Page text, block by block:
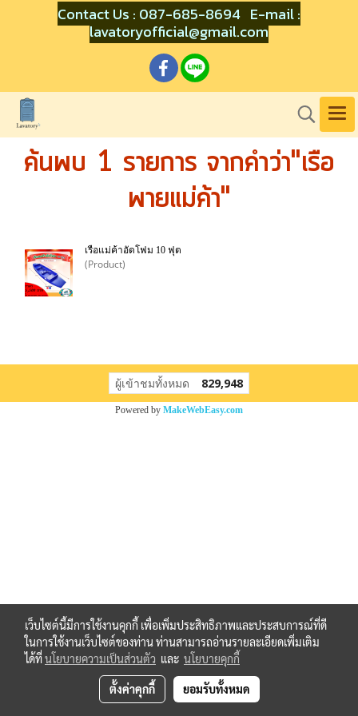
Contact Us : 087-685-8694 E-mail :
lavatoryofficial@gmail.com
ค้นพบ 1 รายการ จากคำว่า"เรือ
พายแม่ค้า"
เรือแม่ค้าอัดโฟม 10 ฟุต
(Product)
ผู้เข้าชมทั้งหมด 829,948
Powered by MakeWebEasy.com
เว็บไซต์นี้มีการใช้งานคุกกี้ เพื่อเพิ่มประสิทธิภาพและประสบการณ์ที่ดี
ในการใช้งานเว็บไซต์ของท่าน ท่านสามารถอ่านรายละเอียดเพิ่มเติม
ได้ที่นโยบายความเป็นส่วนตัว และ นโยบายคุกกี้
ตั้งค่าคุกกี้ ยอมรับทั้งหมด